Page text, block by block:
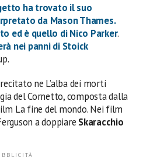
ha trovato il suo
da MasonThames.
ed è quello diNico Parker.
nei panni di Stoick
ne L’alba dei morti
del Cornetto, composta dalla
La fine del mondo. Nei film
a doppiare Skaracchio